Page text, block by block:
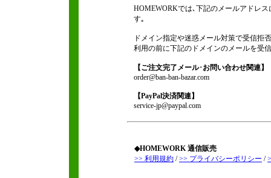
HOMEWORKでは､下記のメールアドレ
す｡
ドメイン指定や迷惑メール対策で受信拒
利用の前に下記のドメインのメールを受
【ご注文完了メール･お問い合わせ関連】
order@ban-ban-bazar.com
【PayPal決済関連】
service-jp@paypal.com
◆HOMEWORK 通信販売
>> 利用規約 />> プライバシーポリシー /